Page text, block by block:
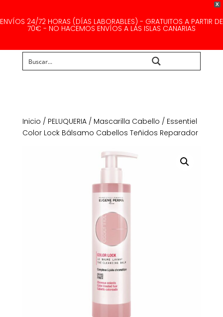
X
ENVÍOS 24/72 HORAS (DÍAS LABORABLES) - GRATUITOS A PARTIR DE
70€ - NO HACEMOS ENVÍOS A LAS ISLAS CANARIAS
Inicio / PELUQUERIA/ Mascarilla Cabello / Essentiel
Color Lock Bálsamo Cabellos Teñidos Reparador